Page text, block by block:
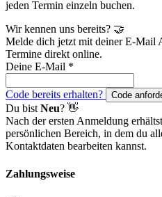
jeden Termin einzeln buchen.
Wir kennen uns bereits? 🤝
Melde dich jetzt mit deiner E-Mail
Termine direkt online.
Deine E-Mail *
Code bereits erhalten? Code
Du bist Neu? 👋
Nach der ersten Anmeldung
persönlichen Bereich, in dem du
Kontaktdaten bearbeiten kannst.
Zahlungsweise